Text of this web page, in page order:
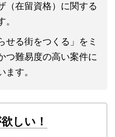
（在留資格）に関する
せる街をつくる」をミ
つ難易度の高い案件に
す。
しい！